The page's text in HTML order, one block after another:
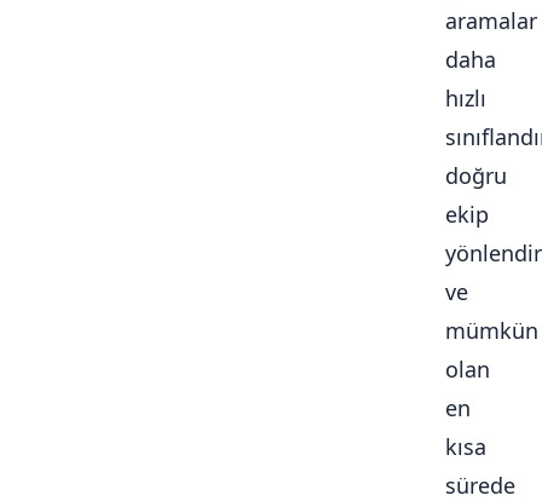
aramalar
daha
hızlı
doğru
ekip
ve
mümkün
olan
en
kısa
sürede